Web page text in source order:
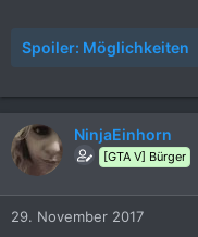
Spoiler: Möglichkeiten
NinjaEinhorn
[GTA V] Bürger
29. November 2017